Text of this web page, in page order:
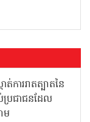
ត់ការរាតត្បាតនៃ
រជាជនដែល
ម